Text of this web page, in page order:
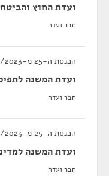
ועדת החוץ
חבר ועדה
הכנסת ה-25 מ-13/02/2023 עד 30/06/2024
ועדת המשנה
חבר ועדה
הכנסת ה-25 מ-13/02/2023 עד 30/06/2024
ועדת המשנה
חבר ועדה